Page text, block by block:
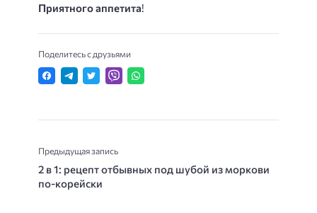
Приятного аппетита!
Поделитесь с друзьями
Предыдущая запись
2 в 1: рецепт отбывных под шубой из моркови
по-корейски